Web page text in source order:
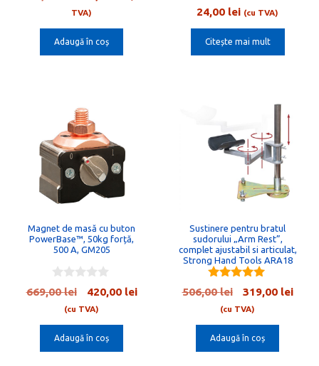
f
5
inițial
a
fost:
TVA)
Adaugă în coș
0
o
u
t
24,00 lei (cu TVA)
Citește mai mult
Magnet de masă cu buton
PowerBase™, 50kg forță,
500 A, GM205
0
o
f
5
669,00lei
Prețul
inițial
a
fost:
420,00 leiPrețul
(cu TVA)
Adaugă în coș
Sustinere pentru bratul
sudorului „Arm Rest”,
complet ajustabil si articulat,
Strong Hand Tools ARA18
5.00
out of 5
506,00lei
Prețul
inițial
a
fost:
319,00 lei
(cu TVA)
Adaugă în coș